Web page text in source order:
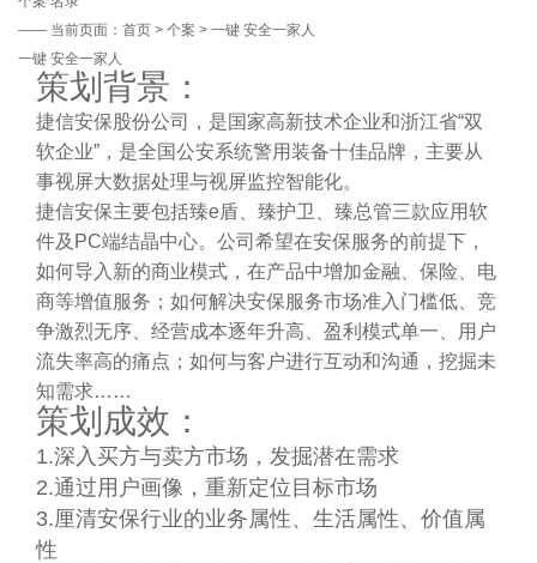
—— 当前页面： 首页 > 个案 > 一键 安全一家人
一键 安全一家人
策划背景：
捷信安保股份公司，是国家高新技术企业和浙江省“双
软企业”，是全国公安系统警用装备十佳品牌，主要从
事视屏大数据处理与视屏监控智能化。
捷信安保主要包括臻e盾、臻护卫、臻总管三款应用软
件及PC端结晶中心。公司希望在安保服务的前提下，
如何导入新的商业模式，在产品中增加金融、保险、电
商等增值服务；如何解决安保服务市场准入门槛低、竞
争激烈无序、经营成本逐年升高、盈利模式单一、用户
流失率高的痛点；如何与客户进行互动和沟通，挖掘未
知需求……
策划成效：
1.深入买方与卖方市场，发掘潜在需求
2.通过用户画像，重新定位目标市场
3.厘清安保行业的业务属性、生活属性、价值属
性